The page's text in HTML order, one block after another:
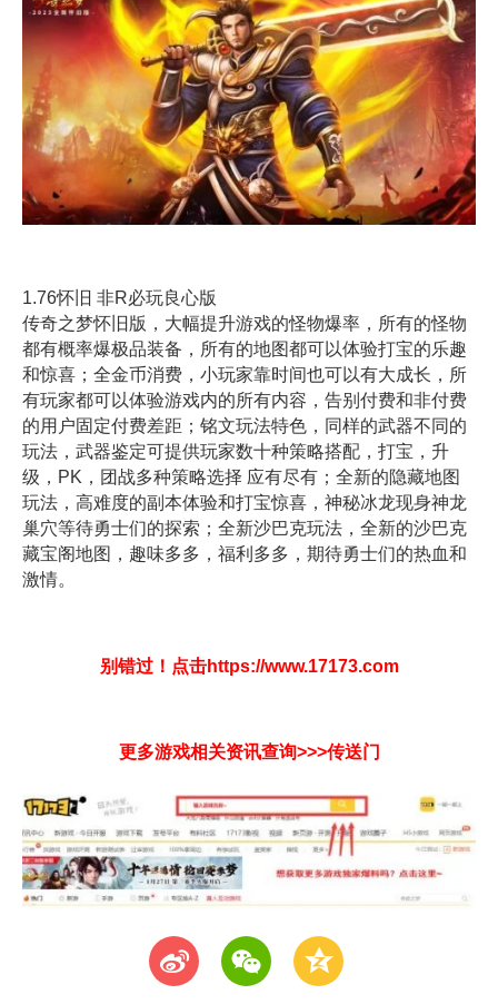
1.76怀旧 非R必玩良心版
传奇之梦怀旧版，大幅提升游戏的怪物爆率，所有的怪物
都有概率爆极品装备，所有的地图都可以体验打宝的乐趣
和惊喜；全金币消费，小玩家靠时间也可以有大成长，所
有玩家都可以体验游戏内的所有内容，告别付费和非付费
的用户固定付费差距；铭文玩法特色，同样的武器不同的
玩法，武器鉴定可提供玩家数十种策略搭配，打宝，升
级，PK，团战多种策略选择 应有尽有；全新的隐藏地图
玩法，高难度的副本体验和打宝惊喜，神秘冰龙现身神龙
巢穴等待勇士们的探索；全新沙巴克玩法，全新的沙巴克
藏宝阁地图，趣味多多，福利多多，期待勇士们的热血和
激情。
别错过！ 点击https://www.17173.com
更多游戏相关资讯查询>>>传送门
t w z